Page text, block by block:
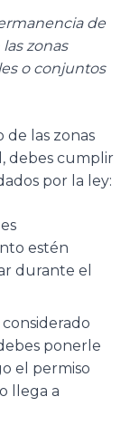
de
zonas
o conjuntos
de las zonas
debes cumplir
por la ley:
estén
durante el
ponerle
el permiso
llega a